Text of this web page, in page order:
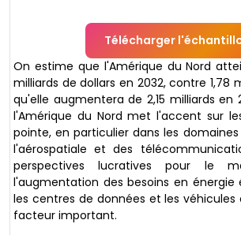
Télécharger
On estime que l'Amérique du Nord
milliards de dollars en 2032, contre 1,78
qu'elle augmentera de 2,15 milliards en
l'Amérique du Nord met l'accent sur
pointe, en particulier dans les
l'aérospatiale et des
perspectives lucratives pour le
l'augmentation des besoins en énergie
les centres de données et les
facteur important.